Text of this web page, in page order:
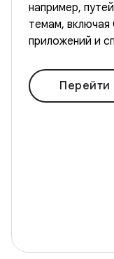
например,
темам, включая
приложений и
Перейти